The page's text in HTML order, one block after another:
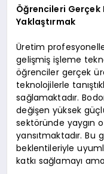
Öğrencileri
Yaklaştırmak
Üretim
gelişmiş işleme
öğrenciler gerçek
teknolojilerle
sağlamaktadır.
değişen yüksek
sektöründe yaygın
yansıtmaktadır. Bu
beklentileriyle
katkı sağlamayı